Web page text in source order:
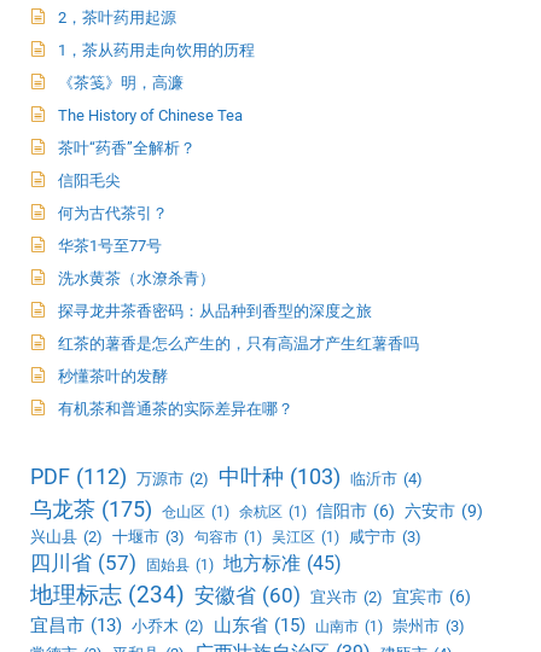
2，茶叶药用起源
1，茶从药用走向饮用的历程
《茶笺》明，高濂
The History of Chinese Tea
茶叶“药香”全解析？
信阳毛尖
何为古代茶引？
华茶1号至77号
洗水黄茶（水潦杀青）
探寻龙井茶香密码：从品种到香型的深度之旅
红茶的薯香是怎么产生的，只有高温才产生红薯香吗
秒懂茶叶的发酵
有机茶和普通茶的实际差异在哪？
PDF (112) 万源市 (2) 中叶种 (103) 临沂市 (4)
乌龙茶 (175) 仓山区 (1) 余杭区 (1) 信阳市 (6) 六安市 (9)
兴山县 (2) 十堰市 (3) 句容市 (1) 吴江区 (1) 咸宁市 (3)
四川省 (57) 固始县 (1) 地方标准 (45)
地理标志 (234) 安徽省 (60) 宜兴市 (2) 宜宾市 (6)
宜昌市 (13) 小乔木 (2) 山东省 (15) 山南市 (1) 崇州市 (3)